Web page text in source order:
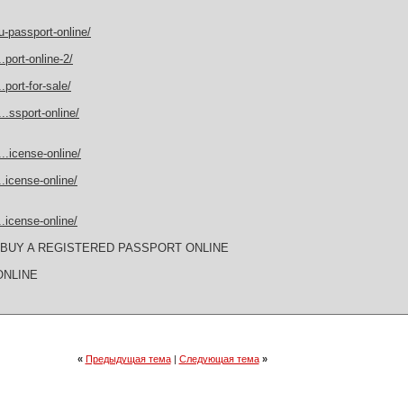
passport-online/
online-2/
for-sale/
online/
online/
online/
online/
A REGISTERED PASSPORT ONLINE
« Предыдущая тема| Следующая тема »